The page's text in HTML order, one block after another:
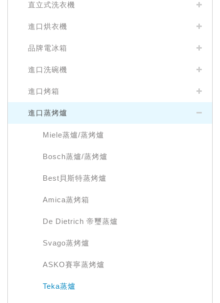
直立式洗衣機
進口烘衣機
品牌電冰箱
進口洗碗機
進口烤箱
進口蒸烤爐
Miele蒸爐/蒸烤爐
Bosch蒸爐/蒸烤爐
Best貝斯特蒸烤爐
Amica蒸烤箱
De Dietrich 帝璽蒸爐
Svago蒸烤爐
ASKO賽寧蒸烤爐
Teka蒸爐